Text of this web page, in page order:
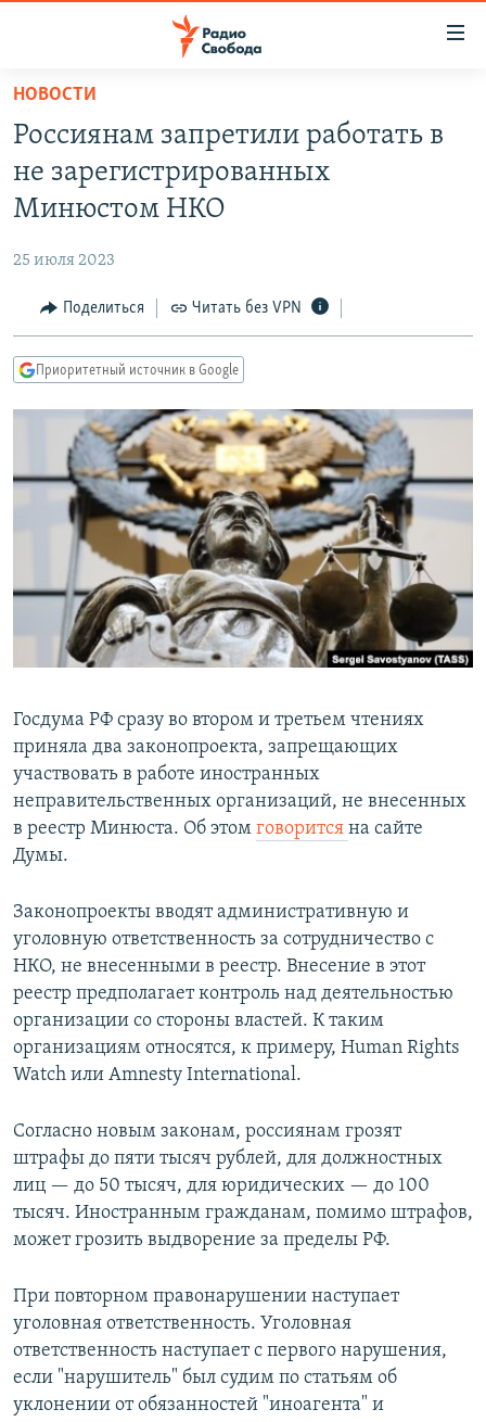
упрощенного
доступа
основному
Вернутся
Вернутся
АВТОРСКИЕ ПРОЕКТЫ
МНЕНИЯ
КУЛЬТУРА
КАВКАЗ.РЕАЛИИ
СЕВЕР.РЕАЛИИ
СИБИРЬ.РЕАЛИИ
РАСПИСАНИЕ ВЕЩАНИЯ
ПОДПИШИТЕСЬ НА РАССЫЛКУ
СОЦИАЛЬНЫЕ СЕТИ
Все сайты РСЕ/РС
НОВОСТИ
Россиянам запретили работать в
не зарегистрированных
Минюстом НКО
25 июля 2023
Поделиться Читать без VPN
Приоритетный источник в Google
Госдума РФ сразу во втором и третьем чтениях
приняла два законопроекта, запрещающих
участвовать в работе иностранных
неправительственных организаций, не внесенных
в реестр Минюста. Об этом говорится на сайте
Думы.
Законопроекты вводят административную и
уголовную ответственность за сотрудничество с
НКО, не внесенными в реестр. Внесение в этот
реестр предполагает контроль над деятельностью
организации со стороны властей. К таким
организациям относятся, к примеру, Human Rights
Watch или Amnesty International.
Согласно новым законам, россиянам грозят
штрафы до пяти тысяч рублей, для должностных
лиц — до 50 тысяч, для юридических — до 100
тысяч. Иностранным гражданам, помимо штрафов,
может грозить выдворение за пределы РФ.
При повторном правонарушении наступает
уголовная ответственность. Уголовная
ответственность наступает с первого нарушения,
если "нарушитель" был судим по статьям об
уклонении от обязанностей "иноагента" и